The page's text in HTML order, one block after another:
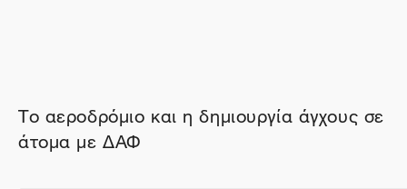
Το αεροδρόμιο και η δημιουργία άγχους σε
άτομα με ΔΑΦ